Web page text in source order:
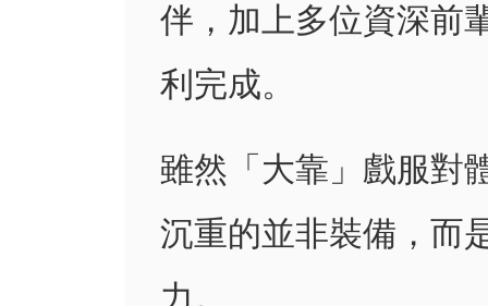
伴，加上多位資深前
利完成。
雖然「大靠」戲服對
沉重的並非裝備，而
力。